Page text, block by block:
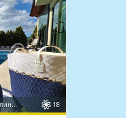
СПА Хотел ОЛИМП 4*, Велинград 18